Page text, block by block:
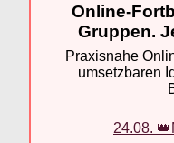
Online-
Gruppen.
Praxisnahe
umsetzbaren
24.08.